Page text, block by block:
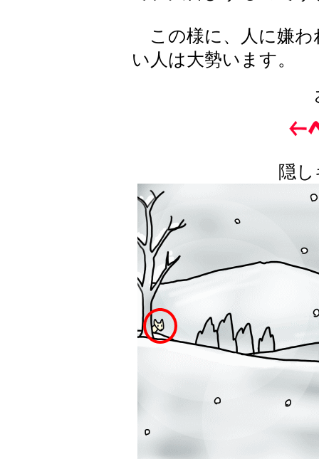
この様に、人に嫌わ
い人は大勢います。
隠